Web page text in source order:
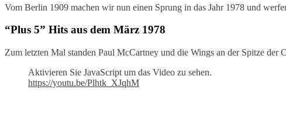
Vom Berlin 1909 machen wir nun einen Sprung in das Jahr 1978 und
“Plus 5” Hits aus dem März 1978
Zum letzten Mal standen Paul McCartney und die Wings an der Spitze
Aktivieren Sie JavaScript um das Video zu sehen.
https://youtu.be/Plhtk_XJqhM